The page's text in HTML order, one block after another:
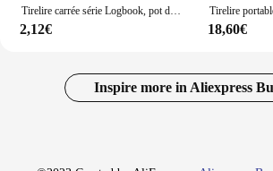
2,12€ 18,60€
Inspire more in Aliexpress